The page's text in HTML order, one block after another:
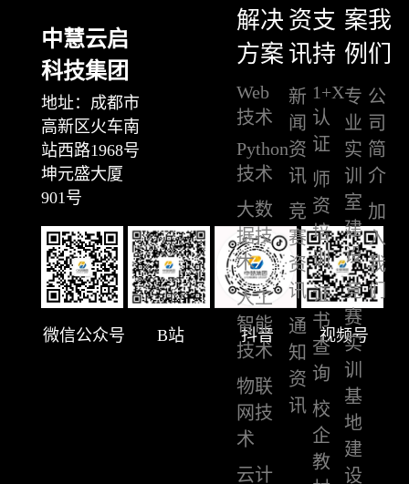
中慧云启
科技集团
地址：成都市
高新区火车南
站西路1968号
坤元盛大厦
901号
微信公众号 B站 抖音 视频号
解决
方案
Web
技术
Python
技术
大数
据技
术
人工
智能
技术
物联
网技
术
云计
资
讯
新
闻
资
讯
竞
赛
资
讯
通
知
资
讯
支
持
1+X
认
证
师
资
培
训
证
书
查
询
校
企
教
案
例
专
业
实
训
室
建
设
竞
赛
实
训
基
地
建
设
我
们
公
司
简
介
加
入
我
们